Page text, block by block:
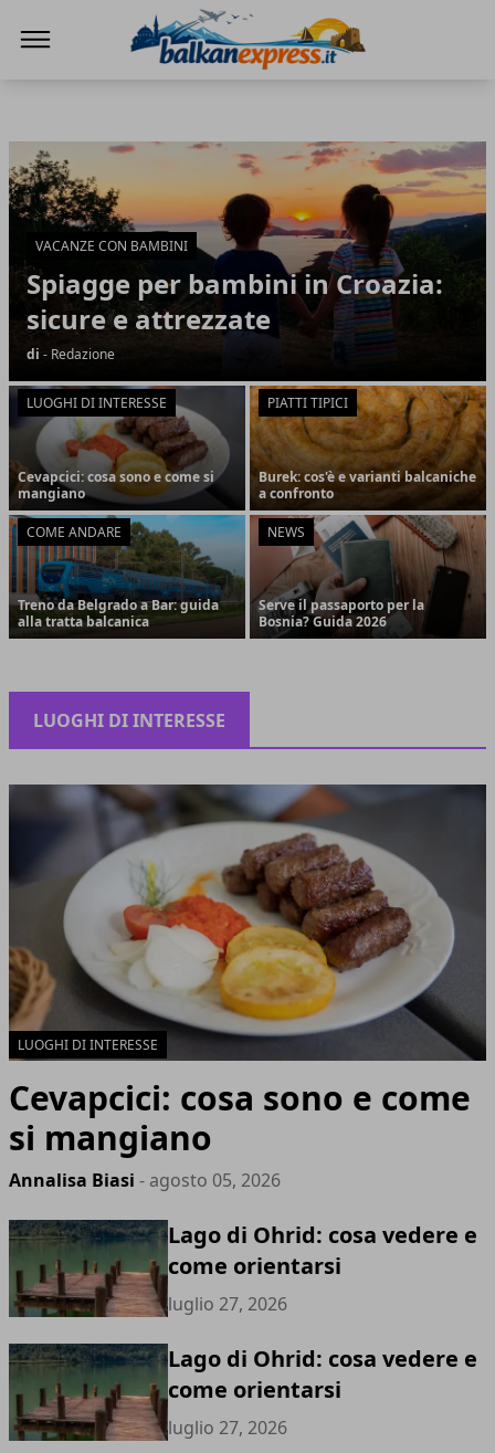
Articoli in Evidenza
VACANZE CON BAMBINI
Spiagge per bambini in Croazia:
sicure e attrezzate
di - Redazione
LUOGHI DI INTERESSE
Cevapcici: cosa sono e come si
mangiano
PIATTI TIPICI
Burek: cos'è e varianti balcaniche
a confronto
COME ANDARE
Treno da Belgrado a Bar: guida
alla tratta balcanica
NEWS
Serve il passaporto per la
Bosnia? Guida 2026
LUOGHI DI INTERESSE
LUOGHI DI INTERESSE
Cevapcici: cosa sono e come
si mangiano
Annalisa Biasi - agosto 05, 2026
Lago di Ohrid: cosa vedere e
come orientarsi
luglio 27, 2026
Lago di Ohrid: cosa vedere e
come orientarsi
luglio 27, 2026